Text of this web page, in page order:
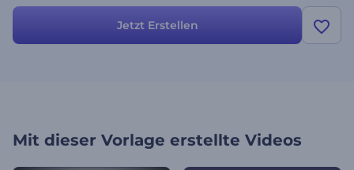
Geschmack zu ändern, Ihren Slogan zu schreiben und ein paar
Jetzt Erstellen
Mit dieser Vorlage erstellte Videos